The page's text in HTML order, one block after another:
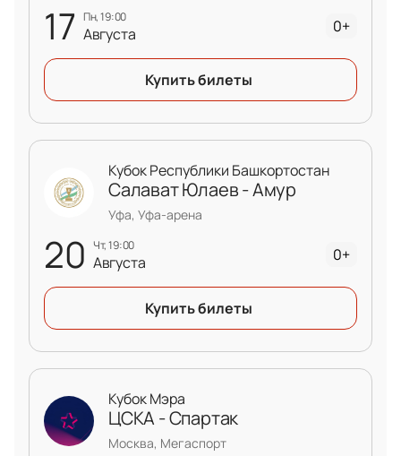
17 пн, 19:00
Августа 0+
Купить билеты
20 чт, 19:00
Августа
Кубок Республики Башкортостан
Салават Юлаев - Амур
Уфа, Уфа-арена
0+
Купить билеты
Кубок Мэра
ЦСКА - Спартак
Москва, Мегаспорт